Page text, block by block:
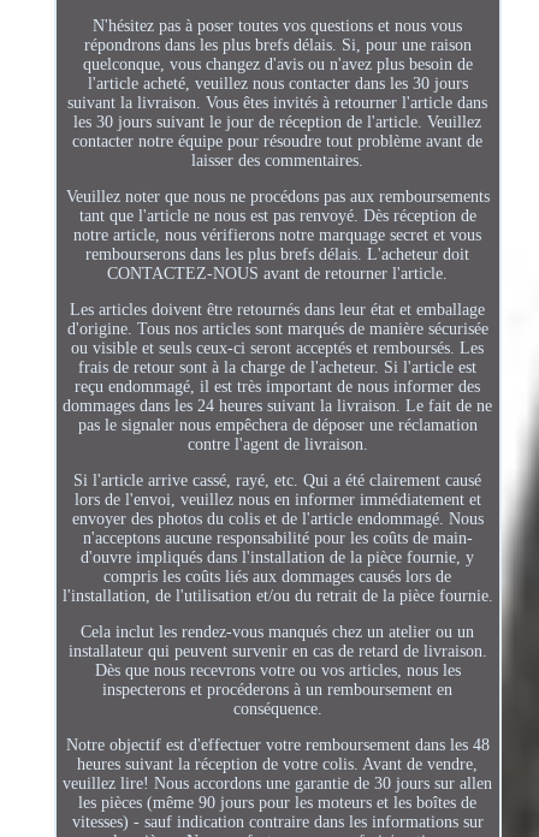
N'hésitez pas à poser toutes vos questions et nous vous
répondrons dans les plus brefs délais. Si, pour une raison
quelconque, vous changez d'avis ou n'avez plus besoin de
l'article acheté, veuillez nous contacter dans les 30 jours
suivant la livraison. Vous êtes invités à retourner l'article dans
les 30 jours suivant le jour de réception de l'article. Veuillez
contacter notre équipe pour résoudre tout problème avant de
laisser des commentaires.
Veuillez noter que nous ne procédons pas aux remboursements
tant que l'article ne nous est pas renvoyé. Dès réception de
notre article, nous vérifierons notre marquage secret et vous
rembourserons dans les plus brefs délais. L'acheteur doit
CONTACTEZ-NOUS avant de retourner l'article.
Les articles doivent être retournés dans leur état et emballage
d'origine. Tous nos articles sont marqués de manière sécurisée
ou visible et seuls ceux-ci seront acceptés et remboursés. Les
frais de retour sont à la charge de l'acheteur. Si l'article est
reçu endommagé, il est très important de nous informer des
dommages dans les 24 heures suivant la livraison. Le fait de ne
pas le signaler nous empêchera de déposer une réclamation
contre l'agent de livraison.
Si l'article arrive cassé, rayé, etc. Qui a été clairement causé
lors de l'envoi, veuillez nous en informer immédiatement et
envoyer des photos du colis et de l'article endommagé. Nous
n'acceptons aucune responsabilité pour les coûts de main-
d'ouvre impliqués dans l'installation de la pièce fournie, y
compris les coûts liés aux dommages causés lors de
l'installation, de l'utilisation et/ou du retrait de la pièce fournie.
Cela inclut les rendez-vous manqués chez un atelier ou un
installateur qui peuvent survenir en cas de retard de livraison.
Dès que nous recevrons votre ou vos articles, nous les
inspecterons et procéderons à un remboursement en
conséquence.
Notre objectif est d'effectuer votre remboursement dans les 48
heures suivant la réception de votre colis. Avant de vendre,
veuillez lire! Nous accordons une garantie de 30 jours sur allen
les pièces (même 90 jours pour les moteurs et les boîtes de
vitesses) - sauf indication contraire dans les informations sur